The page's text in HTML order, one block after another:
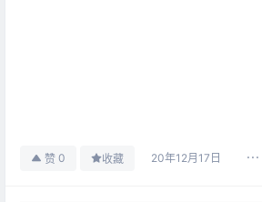
赞 0 收藏 20年12月17日